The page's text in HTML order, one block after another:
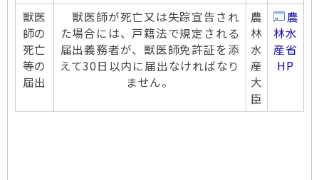
獣医
師の
死亡
等の
届出
獣医師が死亡又は失踪宣告され
た場合には、戸籍法で規定される
届出義務者が、獣医師免許証を添
えて30日以内に届出なければなり
ません。
農
林
水
産
大
臣
農
林水
産省
HP